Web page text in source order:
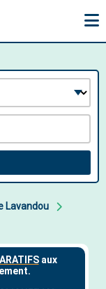
Lavandou